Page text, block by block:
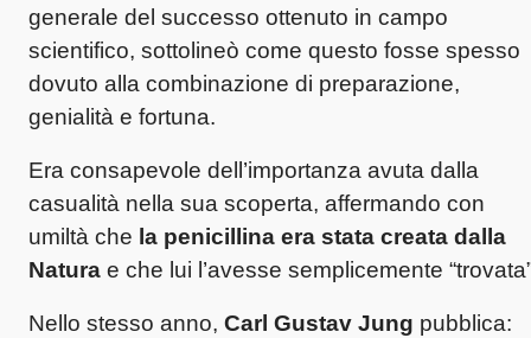
generale del successo ottenuto in campo
scientifico, sottolineò come questo fosse spesso
dovuto alla combinazione di preparazione,
genialità e fortuna.
Era consapevole dell’importanza avuta dalla
casualità nella sua scoperta, affermando con
umiltà che la penicillina era stata creata dalla
Natura e che lui l’avesse semplicemente
Nello stesso anno, Carl Gustav Jung pubblica: